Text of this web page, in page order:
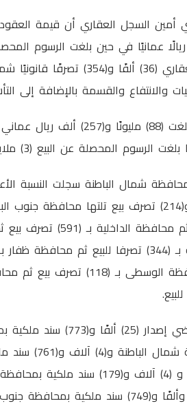
أمين السجل العقاري أن قيمة
عمانيا وبلغ إجمالي أعمال النشاط
والانتفاع والقسمة بالإضافة إلى
(3) ملايين و(306) آلاف و(787) ريالا عمانيا.
شمال الباطنة سجلت النسبة
وأضاف أنه تم خلال شهر
الشرقية.